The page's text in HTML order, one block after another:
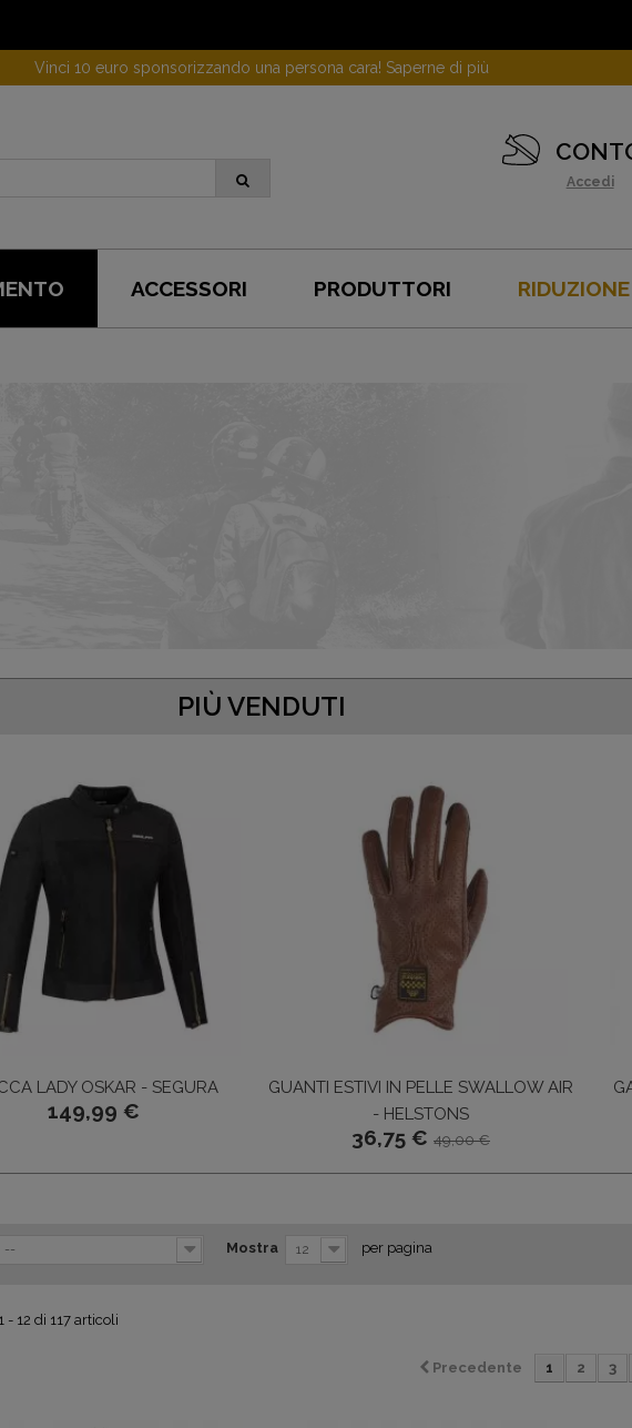
Vinci 10 euro sponsorizzando una persona cara! Saperne di più
Accedi
ACCESSORI PRODUTTORI
PIÙ VENDUTI
LADY OSKAR - SEGURA
149,99 €
GUANTI ESTIVI IN PELLE SWALLOW AIR
- HELSTONS
36,75 € 49,00 €
-- Mostra 12 per pagina
Precedente 1 2 3
- 12 di 117 articoli